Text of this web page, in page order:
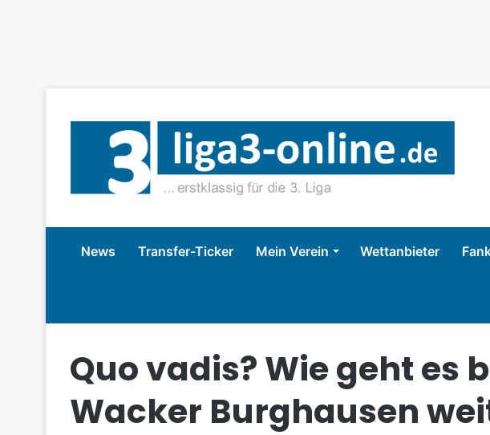
News Transfer-Ticker Mein Verein Wettanbieter
Quo vadis? Wie geht es
Wacker Burghausen